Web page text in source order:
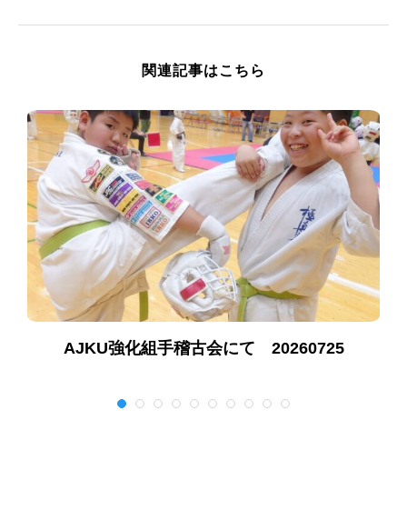
関連記事はこちら
AJKU強化組手稽古会にて 20260725